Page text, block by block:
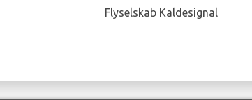
Flyselskab Kaldesignal